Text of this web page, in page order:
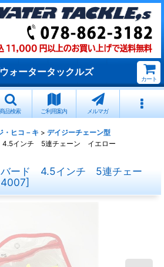
ォータータックルズ
カート
商品検索 ご利用案内 メルマガ
・ヒコ－キ > デイジーチェーン型
インチ 5連チェーン イエロー
ード 4.5インチ 5連チェー
]